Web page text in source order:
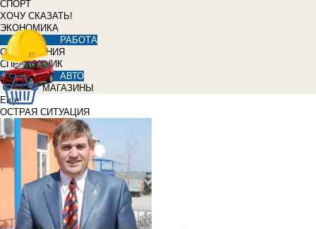
СПОРТ
ХОЧУ СКАЗАТЬ!
ЭКОНОМИКА
РАБОТА
ОБЪЯВЛЕНИЯ
СПРАВОЧНИК
АВТО
МАГАЗИНЫ
Еще
ОСТРАЯ СИТУАЦИЯ